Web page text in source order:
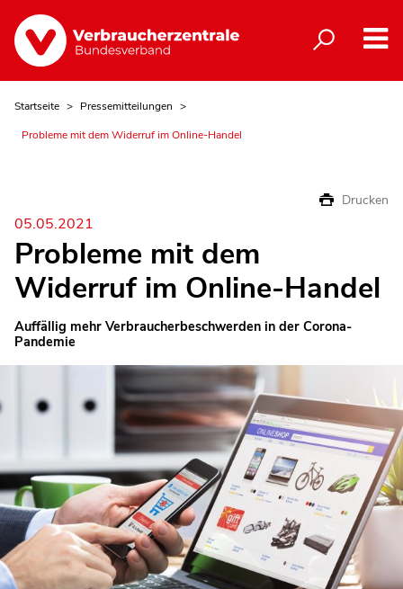
Startseite
Pressemitteilungen
Probleme mit dem Widerruf im Online-Handel
Drucken
05.05.2021
Probleme mit dem
Widerruf im Online-Handel
Auffällig mehr Verbraucherbeschwerden in der Corona-
Pandemie